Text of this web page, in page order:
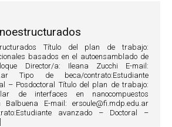
Título del plan de trabajo:
basados en el autoensamblado de
Director/a: Ileana Zucchi E-mail:
Tipo de beca/contrato:Estudiante
– Posdoctoral Título del plan de trabajo:
de interfaces en nanocompuestos
E-mail: ersoule@fi.mdp.edu.ar
avanzado – Doctoral –